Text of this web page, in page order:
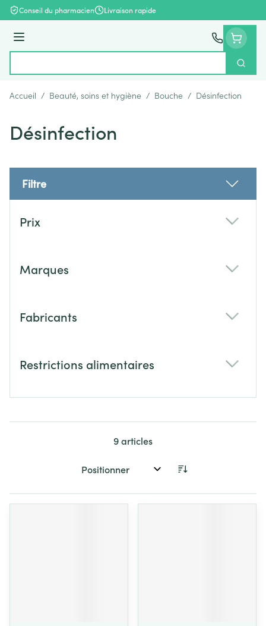
Aller au contenu
Conseil du pharmacien Livraison rapide
Menu
Accueil / Beauté, soins et hygiène / Bouche / Désinfection
Désinfection
Filtre
Prix
Marques
Fabricants
Restrictions alimentaires
9articles
Trier par: